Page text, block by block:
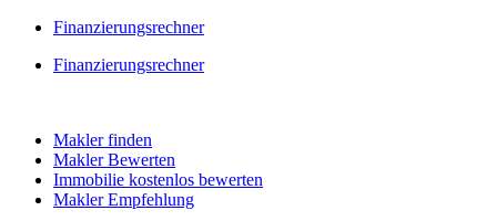
Skip
content
Finanzierungsrechner
Finanzierungsrechner
Makler finden
Makler Bewerten
Immobilie kostenlos bewerten
Makler Empfehlung